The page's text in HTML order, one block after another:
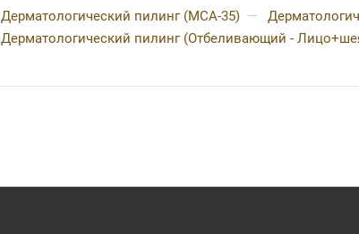
Дерматологический пилинг (MCA-35) —
Дерматологический пилинг (Отбеливающий -